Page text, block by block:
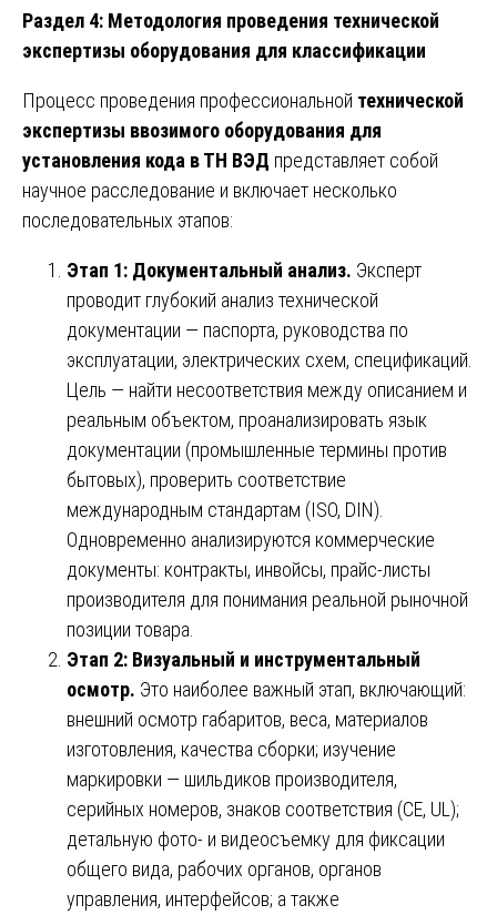
Раздел 4: Методология проведения технической
экспертизы оборудования для классификации
Процесс проведения профессиональной технической
экспертизы ввозимого оборудования для
установления кода в ТН ВЭД представляет собой
научное расследование и включает несколько
последовательных этапов:
Этап 1: Документальный анализ. Эксперт
проводит глубокий анализ технической
документации — паспорта, руководства по
эксплуатации, электрических схем, спецификаций.
Цель — найти несоответствия между описанием и
реальным объектом, проанализировать язык
документации (промышленные термины против
бытовых), проверить соответствие
международным стандартам (ISO, DIN).
Одновременно анализируются коммерческие
документы: контракты, инвойсы, прайс-листы
производителя для понимания реальной рыночной
позиции товара.
Этап 2: Визуальный и инструментальный
осмотр. Это наиболее важный этап, включающий:
внешний осмотр габаритов, веса, материалов
изготовления, качества сборки; изучение
маркировки — шильдиков производителя,
серийных номеров, знаков соответствия (CE, UL);
детальную фото- и видеосъемку для фиксации
общего вида, рабочих органов, органов
управления, интерфейсов; а также